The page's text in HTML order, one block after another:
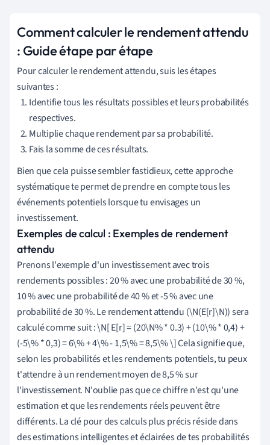
Comment calculer le rendement attendu
: Guide étape par étape
Pour calculer le rendement attendu, suis les étapes
suivantes :
Identifie tous les résultats possibles et leurs probabilités
respectives.
Multiplie chaque rendement par sa probabilité.
Fais la somme de ces résultats.
Bien que cela puisse sembler fastidieux, cette approche
systématique te permet de prendre en compte tous les
événements potentiels lorsque tu envisages un
investissement.
Exemples de calcul : Exemples de rendement
attendu
Prenons l'exemple d'un investissement avec trois
rendements possibles : 20 % avec une probabilité de 30 %,
10 % avec une probabilité de 40 % et -5 % avec une
probabilité de 30 %. Le rendement attendu (\N(E[r]\N)) sera
calculé comme suit : \N[ E[r] = (20\N% * 0.3) + (10\% * 0,4) +
(-5\% * 0,3) = 6\% + 4\% - 1,5\% = 8,5\% \] Cela signifie que,
selon les probabilités et les rendements potentiels, tu peux
t'attendre à un rendement moyen de 8,5 % sur
l'investissement. N'oublie pas que ce chiffre n'est qu'une
estimation et que les rendements réels peuvent être
différents. La clé pour des calculs plus précis réside dans
des estimations intelligentes et éclairées de tes probabilités